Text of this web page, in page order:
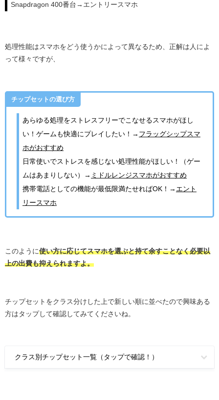
Snapdragon 400番台→エントリースマホ
処理性能はスマホをどう使うかによって異なるため、正解は人によ
って様々ですが、
チップセットの選び方
あらゆる処理をストレスフリーでこなせるスマホがほし
い！ゲームも快適にプレイしたい！→ フラッグシップスマ
ホがおすすめ
日常使いでストレスを感じない処理性能がほしい！（ゲー
ムはあまりしない）→ ミドルレンジスマホがおすすめ
携帯電話としての機能が最低限満たせればOK！→ エント
リースマホ
このように使い方に応じてスマホを選ぶと持て余すことなく必要以
上の出費も抑えられますよ。
チップセットをクラス分けした上で新しい順に並べたので興味ある
方はタップして確認してみてくださいね。
クラス別チップセット一覧（タップで確認！）